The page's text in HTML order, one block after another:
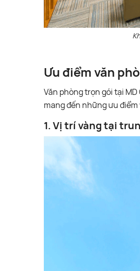
Ưu điểm văn
Văn phòng trọn gói tại
mang đến những ưu
1. Vị trí vàng tại